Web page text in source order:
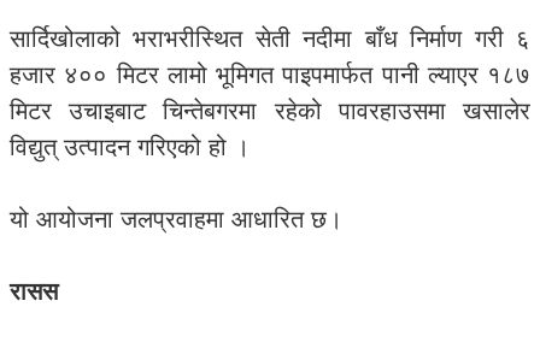
सार्दिखोलाको भराभरीस्थित सेती नदीमा बाँध निर्माण गरी ६
हजार ४०० मिटर लामो भूमिगत पाइपमार्फत पानी ल्याएर १८७
मिटर उचाइबाट चिन्तेबगरमा रहेको पावरहाउसमा खसालेर
विद्युत् उत्पादन गरिएको हो ।
यो आयोजना जलप्रवाहमा आधारित छ।
रासस